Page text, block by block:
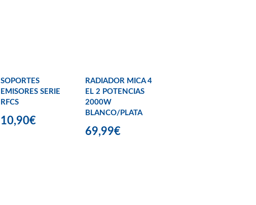
SOPORTES
EMISORES SERIE
RFCS
10,90€
RADIADOR MICA 4
EL 2 POTENCIAS
2000W
BLANCO/PLATA
69,99€